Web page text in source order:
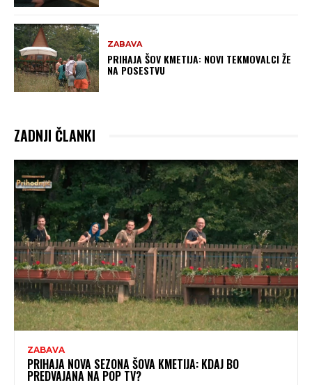
ZABAVA
PRIHAJA ŠOV KMETIJA: NOVI TEKMOVALCI ŽE
NA POSESTVU
ZADNJI ČLANKI
ZABAVA
PRIHAJA NOVA SEZONA ŠOVA KMETIJA: KDAJ BO
PREDVAJANA NA POP TV?